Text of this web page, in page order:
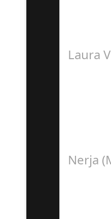
Laura
Nerja